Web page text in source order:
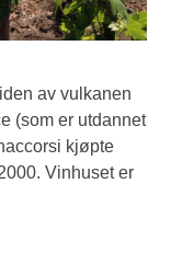
av vulkanen
(som er utdannet
kjøpte
Vinhuset er